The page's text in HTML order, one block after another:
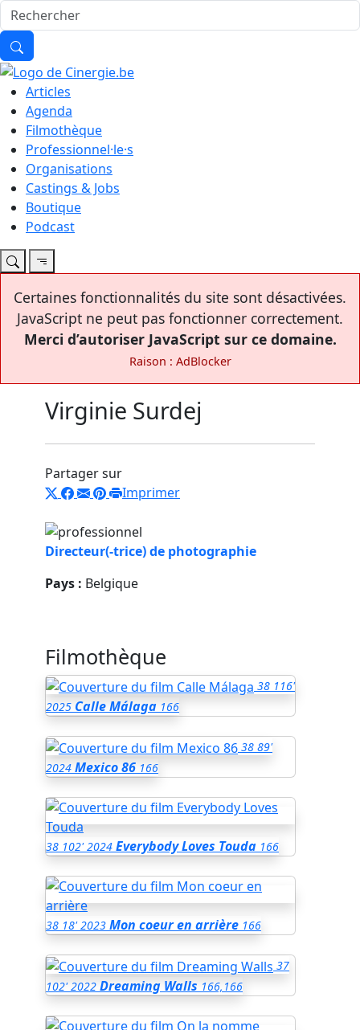
Articles
Agenda
Filmothèque
Professionnel·le·s
Organisations
Castings & Jobs
Boutique
Podcast
Certaines fonctionnalités du site sont désactivées.
JavaScript ne peut pas fonctionner correctement.
Merci d’autoriser JavaScript sur ce domaine.
Raison : AdBlocker
Virginie Surdej
Partager sur
Imprimer
Directeur(-trice) de photographie
Pays : Belgique
Filmothèque
38 116'
2025 Calle Málaga 166
38 89'
2024 Mexico 86 166
38 102' 2024 Everybody Loves Touda 166
38 18' 2023 Mon coeur en arrière 166
37
102' 2022 Dreaming Walls 166,166